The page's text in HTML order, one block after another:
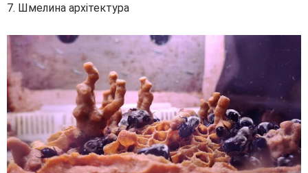
7. Шмелина архітектура